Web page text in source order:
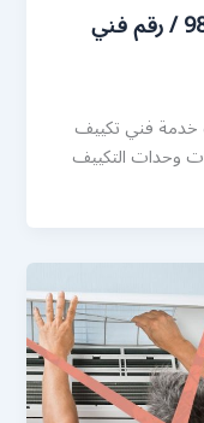
تركيب تكييف الجهراء / 98025055 / رقم فني
خدمة فني تكييف
وحدات التكييف